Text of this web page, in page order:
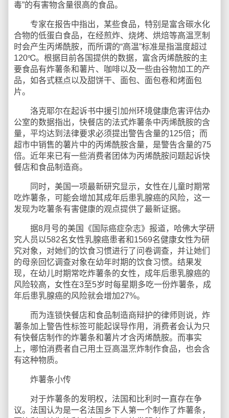
毒”的有害物含量很高的食品。
专家在报告中指出，某些食品，特别是富含碳水化
合物的低蛋白食品，在经煎炸、烧烤、烘焙等高温烹制
时会产生丙烯酰胺，而所谓的“高温”标准是指温度超过
120℃。根据目前各国提供的数据，富含丙烯酰胺的主
要食品有炸薯条和薯片、咖啡以及一些由谷物加工的产
品，如各式糕点以及甜饼干、面包、面包卷和烤面包
片。
洛克耶尔在起诉书中援引加州环境健康危害评估办
公室的数据指出，快餐店的法式炸薯条中丙烯酰胺的含
量，平均达到法律要求必须提出警告含量的125倍；而
超市中销售的薯片中的丙烯酰胺含量，是警告含量的75
倍。近年来已有一些消费者团体为丙烯酰胺问题起诉快
餐店和食品制造商。
同时，美国一项最新研究显示，女性在儿童时期常
吃炸薯条，可能会增加其成年后患乳腺癌的风险，这一
发现为吃薯条有害健康的观点提供了最新证据。
据8月号的美国《国际癌症杂志》报道，哈佛大学研
究人员以582名女性乳腺癌患者和1569名健康女性为研
究对象，对她们的饮食习惯进行了问卷调查，并让她们
的母亲回忆调查对象在幼年时期的饮食习惯。结果发
现，在幼儿时期常吃炸薯条的女性，成年后患乳腺癌的
风险较高，女性在3至5岁时每星期多吃一份炸薯条，成
年后患乳腺癌的风险就会增加27%。
而为连锁快餐店和食品制造商辩护的律师则说，炸
薯条加上警告性标签可能起误导作用，消费者会认为只
有快餐店制作的炸薯条和薯片才含丙烯酰胺。而事实
上，哪怕消费者自己用土豆高温烹炸制作食品，也会含
有这种物质。
炸薯条小传
对于炸薯条的发明权，法国和比利时一直存在争
议。法国认为是一名法国乡下人第一个制作了炸薯条，